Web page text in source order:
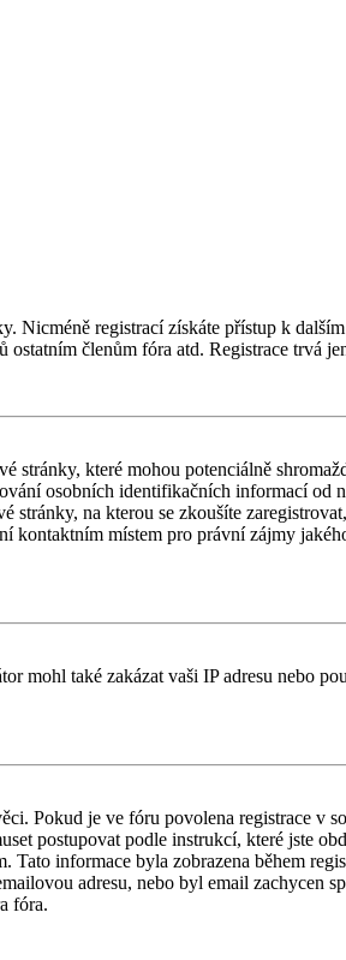
Nicméně registrací získáte přístup k
členům fóra atd. Registrace trvá
stránky, které mohou potenciálně
osobních identifikačních informací od
na kterou se zkoušíte
kontaktním místem pro právní zájmy
mohl také zakázat vaši IP adresu nebo
Pokud je ve fóru povolena registrace v
postupovat podle instrukcí, které jste
informace byla zobrazena během
adresu, nebo byl email zachycen
fóra.